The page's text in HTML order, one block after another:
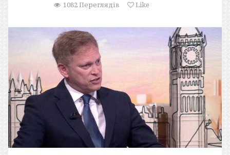
1082 Переглядів
Like